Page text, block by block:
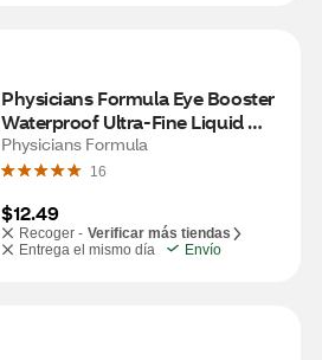
Physicians Formula Eye Booster
Waterproof Ultra-Fine Liquid
Eyeliner, Blackest Black
Physicians Formula
16
$12.49
Recoger - Verificar más tiendas
Entrega el mismo día
Envío